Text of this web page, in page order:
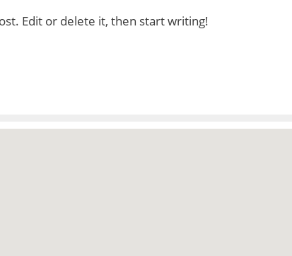
Edit or delete it, then start writing!